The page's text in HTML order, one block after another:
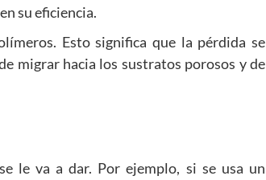
su eficiencia.
Esto significa que la pérdida se
migrar hacia los sustratos porosos y de
le va a dar. Por ejemplo, si se usa un